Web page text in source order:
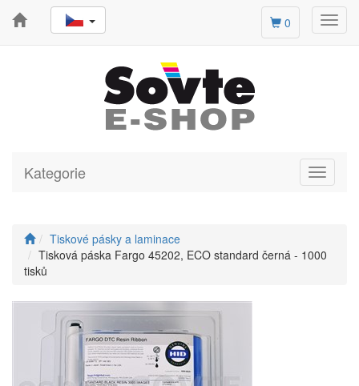
0
Toggle
Kategorie
Tiskové pásky a laminace
Tisková páska Fargo 45202, ECO standard černá - 1000
tisků